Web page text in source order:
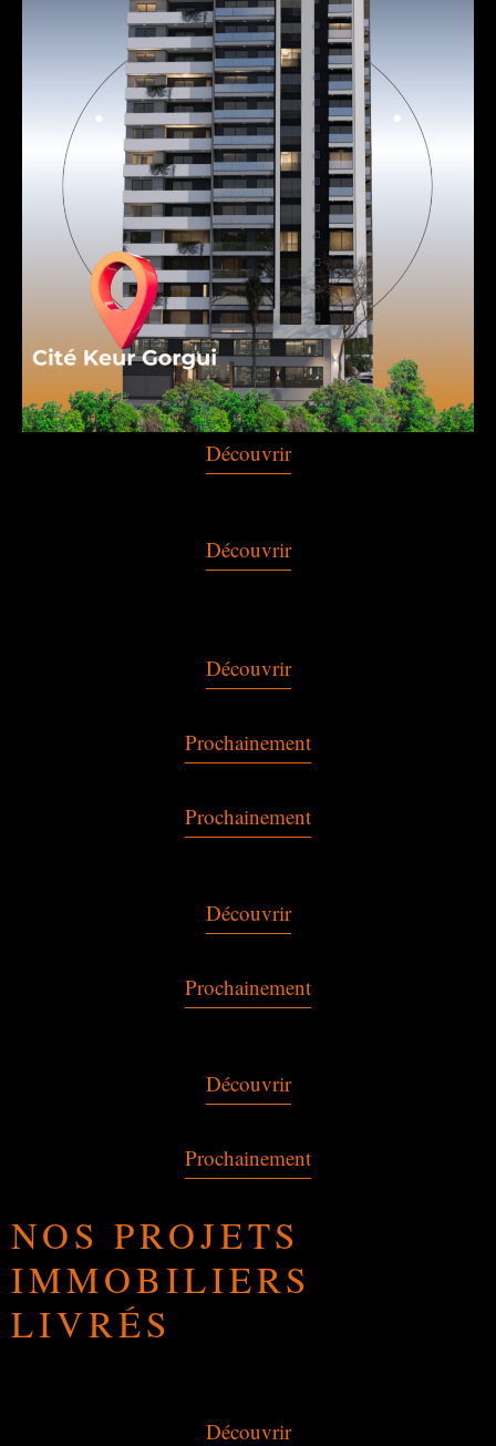
Découvrir
Découvrir
Découvrir
Prochainement
Prochainement
Découvrir
Prochainement
Découvrir
Prochainement
NOS PROJETS
IMMOBILIERS
LIVRÉS
Découvrir